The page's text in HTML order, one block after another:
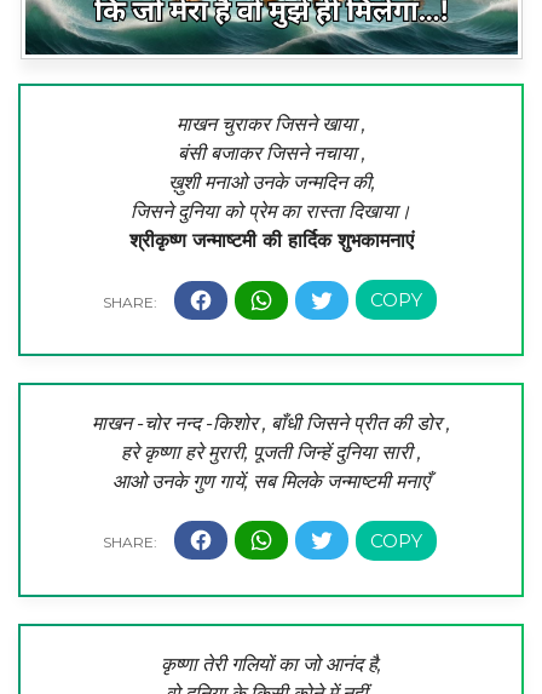
माखन चुराकर जिसने खाया ,
बंसी बजाकर जिसने नचाया ,
ख़ुशी मनाओ उनके जन्मदिन की,
जिसने दुनिया को प्रेम का रास्ता दिखाया।
श्रीकृष्ण जन्‍माष्‍टमी की हार्दिक शुभकामनाएं
माखन -चोर नन्द -किशोर , बाँधी जिसने प्रीत की डोर ,
हरे कृष्णा हरे मुरारी, पूजती जिन्हें दुनिया सारी ,
आओ उनके गुण गायें, सब मिलके जन्माष्टमी मनाएँ
कृष्णा तेरी गलियों का जो आनंद है,